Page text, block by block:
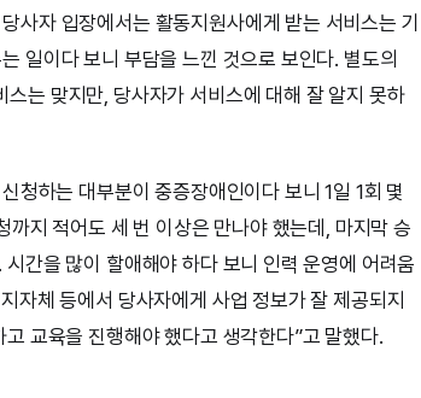
사자 입장에서는 활동지원사에게 받는 서비스는 기
일이다 보니 부담을 느낀 것으로 보인다. 별도의
는 맞지만, 당사자가 서비스에 대해 잘 알지 못하
청하는 대부분이 중증장애인이다 보니 1일 1회 몇
지 적어도 세 번 이상은 만나야 했는데, 마지막 승
간을 많이 할애해야 하다 보니 인력 운영에 어려움
자체 등에서 당사자에게 사업 정보가 잘 제공되지
교육을 진행해야 했다고 생각한다”고 말했다.